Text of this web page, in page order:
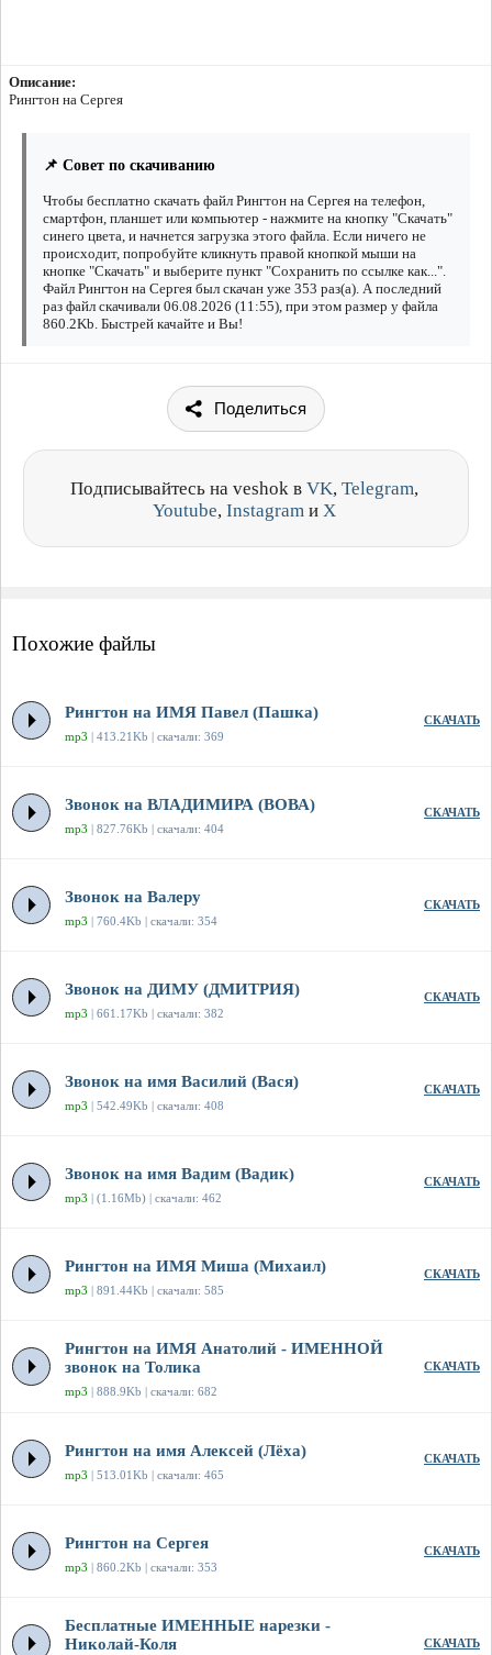
Описание:
Рингтон на Сергея
📌 Совет по скачиванию
Чтобы бесплатно скачать файл Рингтон на Сергея на телефон,
смартфон, планшет или компьютер - нажмите на кнопку "Скачать"
синего цвета, и начнется загрузка этого файла. Если ничего не
происходит, попробуйте кликнуть правой кнопкой мыши на
кнопке "Скачать" и выберите пункт "Сохранить по ссылке как...".
Файл Рингтон на Сергея был скачан уже 353 раз(а). А последний
раз файл скачивали 06.08.2026 (11:55), при этом размер у файла
860.2Kb. Быстрей качайте и Вы!
Поделиться
Подписывайтесь на veshok в VK, Telegram,
Youtube, Instagram и X
Похожие файлы
Рингтон на ИМЯ Павел (Пашка)
mp3 | 413.21Kb | скачали: 369
СКАЧАТЬ
Звонок на ВЛАДИМИРА (ВОВА)
mp3 | 827.76Kb | скачали: 404
СКАЧАТЬ
Звонок на Валеру
mp3 | 760.4Kb | скачали: 354
СКАЧАТЬ
Звонок на ДИМУ (ДМИТРИЯ)
mp3 | 661.17Kb | скачали: 382
СКАЧАТЬ
Звонок на имя Василий (Вася)
mp3 | 542.49Kb | скачали: 408
СКАЧАТЬ
Звонок на имя Вадим (Вадик)
mp3 | (1.16Mb) | скачали: 462
СКАЧАТЬ
Рингтон на ИМЯ Миша (Михаил)
mp3 | 891.44Kb | скачали: 585
СКАЧАТЬ
Рингтон на ИМЯ Анатолий - ИМЕННОЙ
звонок на Толика
mp3 | 888.9Kb | скачали: 682
СКАЧАТЬ
Рингтон на имя Алексей (Лёха)
mp3 | 513.01Kb | скачали: 465
СКАЧАТЬ
Рингтон на Сергея
mp3 | 860.2Kb | скачали: 353
СКАЧАТЬ
Бесплатные ИМЕННЫЕ нарезки -
Николай-Коля
СКАЧАТЬ